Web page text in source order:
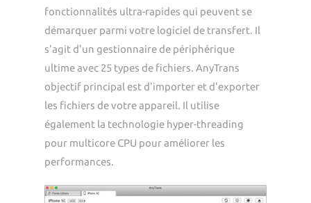
fonctionnalités ultra-rapides qui peuvent se
démarquer parmi votre logiciel de transfert. Il
s'agit d'un gestionnaire de périphérique
ultime avec 25 types de fichiers. AnyTrans
objectif principal est d'importer et d'exporter
les fichiers de votre appareil. Il utilise
également la technologie hyper-threading
pour multicore CPU pour améliorer les
performances.